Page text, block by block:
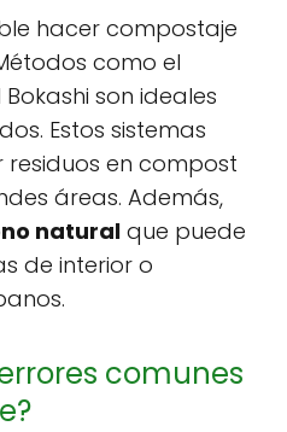
hacer compostaje
como el
son ideales
Estos sistemas
en compost
áreas. Además,
naturalque puede
de interior o
comunes